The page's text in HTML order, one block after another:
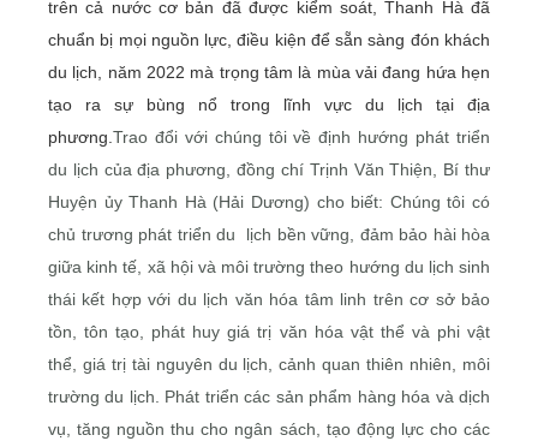
trên cả nước cơ bản đã được kiểm soát, Thanh Hà đã
chuẩn bị mọi nguồn lực, điều kiện để sẵn sàng đón khách
du lịch, năm 2022 mà trọng tâm là mùa vải đang hứa hẹn
tạo ra sự bùng nổ trong lĩnh vực du lịch tại địa
phương. Trao đổi với chúng tôi về định hướng phát triển
du lịch của địa phương, đồng chí Trịnh Văn Thiện, Bí thư
Huyện ủy Thanh Hà (Hải Dương) cho biết: Chúng tôi có
chủ trương phát triển du lịch bền vững, đảm bảo hài hòa
giữa kinh tế, xã hội và môi trường theo hướng du lịch sinh
thái kết hợp với du lịch văn hóa tâm linh trên cơ sở bảo
tồn, tôn tạo, phát huy giá trị văn hóa vật thể và phi vật
thể, giá trị tài nguyên du lịch, cảnh quan thiên nhiên, môi
trường du lịch. Phát triển các sản phẩm hàng hóa và dịch
vụ, tăng nguồn thu cho ngân sách, tạo động lực cho các